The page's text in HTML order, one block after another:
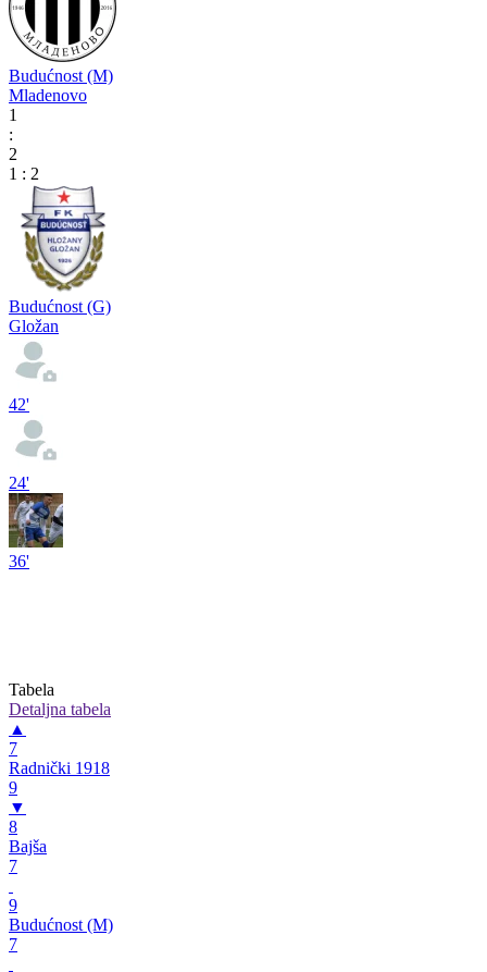
Budućnost (M)
Mladenovo
1
:
2
1 : 2
Budućnost (G)
Gložan
42'
24'
36'
Tabela
Detaljna tabela
▲
7
Radnički 1918
9
▼
8
Bajša
7
9
Budućnost (M)
7